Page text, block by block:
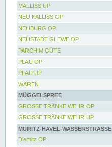
MALLISS UP
NEU KALLISS OP
NEUBURG OP
NEUSTADT GLEWE OP
PARCHIM GÜTE
PLAU OP
PLAU UP
WAREN
MÜGGELSPREE
GROSSE TRÄNKE WEHR OP
GROSSE TRÄNKE WEHR UP
MÜRITZ-HAVEL-WASSERSTRASSE
Diemitz OP